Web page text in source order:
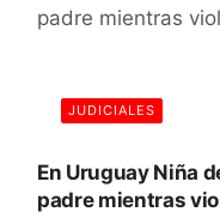
JUDICIALES
En Uruguay Niña
padre mientras